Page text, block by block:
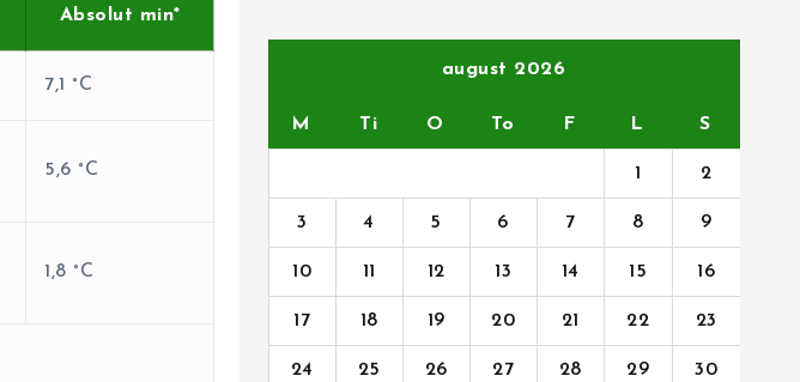
Absolut min*
7,1 °C
5,6 °C
1,8 °C
august 2026
M Ti O To F L S
1 2
3 4 5 6 7 8 9
10 11 12 13 14 15 16
17 18 19 20 21 22 23
24 25 26 27 28 29 30